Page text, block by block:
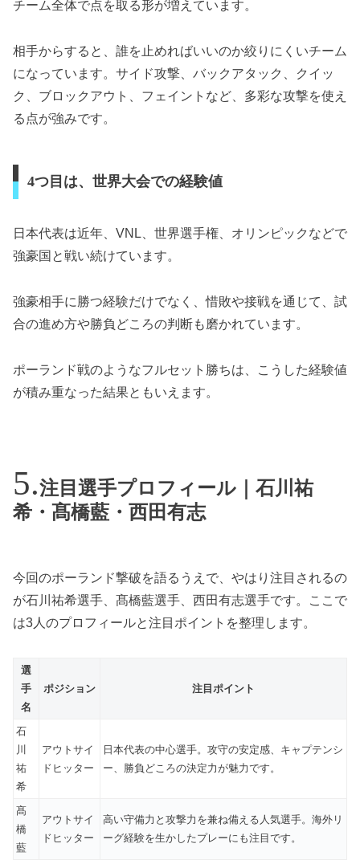
チーム全体で点を取る形が増えています。
相手からすると、誰を止めればいいのか絞りにくいチーム
になっています。サイド攻撃、バックアタック、クイッ
ク、ブロックアウト、フェイントなど、多彩な攻撃を使え
る点が強みです。
4つ目は、世界大会での経験値
日本代表は近年、VNL、世界選手権、オリンピックなどで
強豪国と戦い続けています。
強豪相手に勝つ経験だけでなく、惜敗や接戦を通じて、試
合の進め方や勝負どころの判断も磨かれています。
ポーランド戦のようなフルセット勝ちは、こうした経験値
が積み重なった結果ともいえます。
注目選手プロフィール｜石川祐
希・髙橋藍・西田有志
今回のポーランド撃破を語るうえで、やはり注目されるの
が石川祐希選手、髙橋藍選手、西田有志選手です。ここで
は3人のプロフィールと注目ポイントを整理します。
選
手
名
ポジション 注目ポイント
石
川
祐
希
アウトサイ
ドヒッター
日本代表の中心選手。攻守の安定感、キャプテンシ
ー、勝負どころの決定力が魅力です。
髙
橋
藍
アウトサイ
ドヒッター
高い守備力と攻撃力を兼ね備える人気選手。海外リ
ーグ経験を生かしたプレーにも注目です。